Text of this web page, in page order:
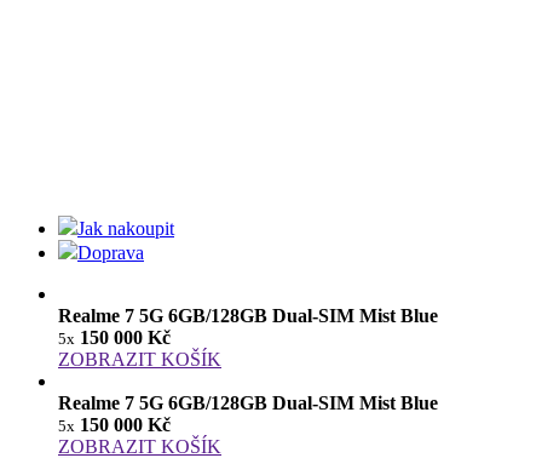
Jak nakoupit
Doprava
Realme 7 5G 6GB/128GB Dual-SIM Mist Blue
5x 150 000 Kč
ZOBRAZIT KOŠÍK
Realme 7 5G 6GB/128GB Dual-SIM Mist Blue
5x 150 000 Kč
ZOBRAZIT KOŠÍK